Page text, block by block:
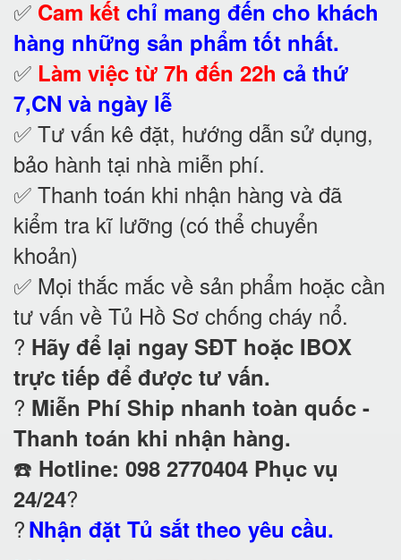
✅ Cam kết chỉ mang đến cho khách
hàng những sản phẩm tốt nhất.
✅ Làm việc từ 7h đến 22h cả thứ
7,CN và ngày lễ
✅ Tư vấn kê đặt, hướng dẫn sử dụng,
bảo hành tại nhà miễn phí.
✅ Thanh toán khi nhận hàng và đã
kiểm tra kĩ lưỡng (có thể chuyển
khoản)
✅ Mọi thắc mắc về sản phẩm hoặc cần
tư vấn về Tủ Hồ Sơ chống cháy nổ.
? Hãy để lại ngay SĐT hoặc IBOX
trực tiếp để được tư vấn.
? Miễn Phí Ship nhanh toàn quốc -
Thanh toán khi nhận hàng.
☎️ Hotline: 098 2770404 Phục vụ
24/24?
?Nhận đặt Tủ sắt theo yêu cầu.